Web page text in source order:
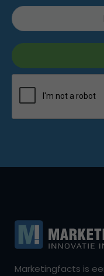
Marketingfacts is